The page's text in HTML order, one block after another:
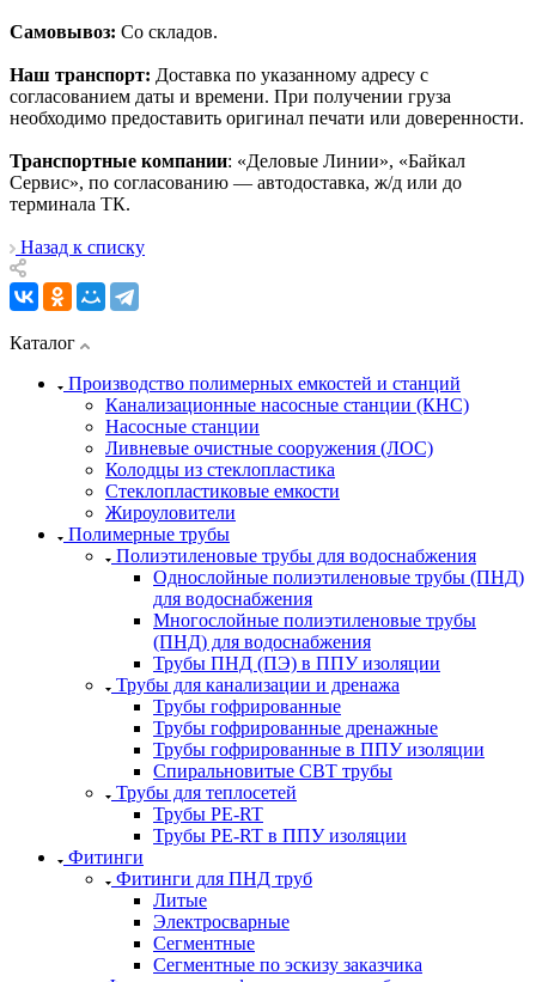
Самовывоз: Со складов.
Наш транспорт: Доставка по указанному адресу с
согласованием даты и времени. При получении груза
необходимо предоставить оригинал печати или доверенности.
Транспортные компании: «Деловые Линии», «Байкал
Сервис», по согласованию — автодоставка, ж/д или до
терминала ТК.
Назад к списку
Каталог
Производство полимерных емкостей и станций
Канализационные насосные станции (КНС)
Насосные станции
Ливневые очистные сооружения (ЛОС)
Колодцы из стеклопластика
Стеклопластиковые емкости
Жироуловители
Полимерные трубы
Полиэтиленовые трубы для водоснабжения
Однослойные полиэтиленовые трубы (ПНД)
для водоснабжения
Многослойные полиэтиленовые трубы
(ПНД) для водоснабжения
Трубы ПНД (ПЭ) в ППУ изоляции
Трубы для канализации и дренажа
Трубы гофрированные
Трубы гофрированные дренажные
Трубы гофрированные в ППУ изоляции
Спиральновитые СВТ трубы
Трубы для теплосетей
Трубы PE-RT
Трубы PE-RT в ППУ изоляции
Фитинги
Фитинги для ПНД труб
Литые
Электросварные
Сегментные
Сегментные по эскизу заказчика